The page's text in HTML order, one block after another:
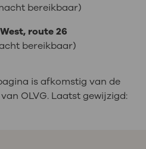
bereikbaar)
route 26
bereikbaar)
is afkomstig van de
OLVG. Laatst gewijzigd: